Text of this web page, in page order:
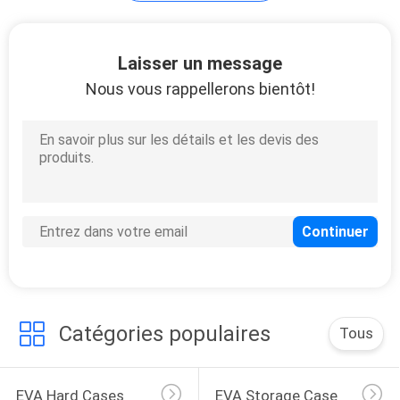
Sacs de banque de
tirette
d'article de toilette
Laisser un message
Nous vous rappellerons bientôt!
Catégories populaires Tous
EVA Hard Cases EVA Storage Case